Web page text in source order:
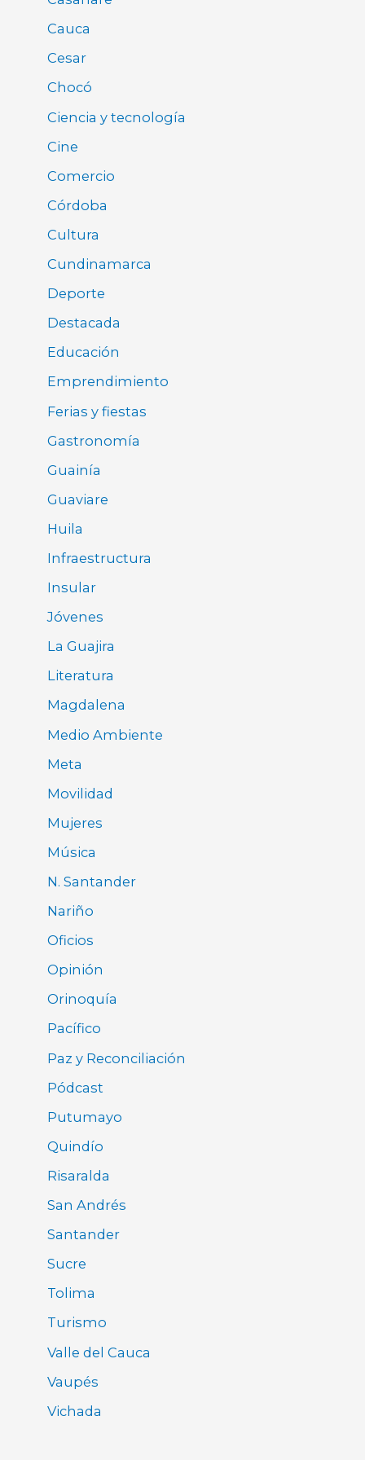
Cauca
Cesar
Chocó
Ciencia y tecnología
Cine
Comercio
Córdoba
Cultura
Cundinamarca
Deporte
Destacada
Educación
Emprendimiento
Ferias y fiestas
Gastronomía
Guainía
Guaviare
Huila
Infraestructura
Insular
Jóvenes
La Guajira
Literatura
Magdalena
Medio Ambiente
Meta
Movilidad
Mujeres
Música
N. Santander
Nariño
Oficios
Opinión
Orinoquía
Pacífico
Paz y Reconciliación
Pódcast
Putumayo
Quindío
Risaralda
San Andrés
Santander
Sucre
Tolima
Turismo
Valle del Cauca
Vaupés
Vichada